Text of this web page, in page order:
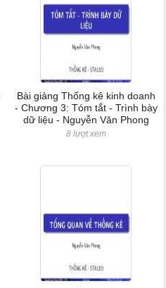
Bài giảng Thống kê kinh doanh
- Chương 3: Tóm tắt - Trình bày
dữ liệu - Nguyễn Văn Phong
8 lượt xem